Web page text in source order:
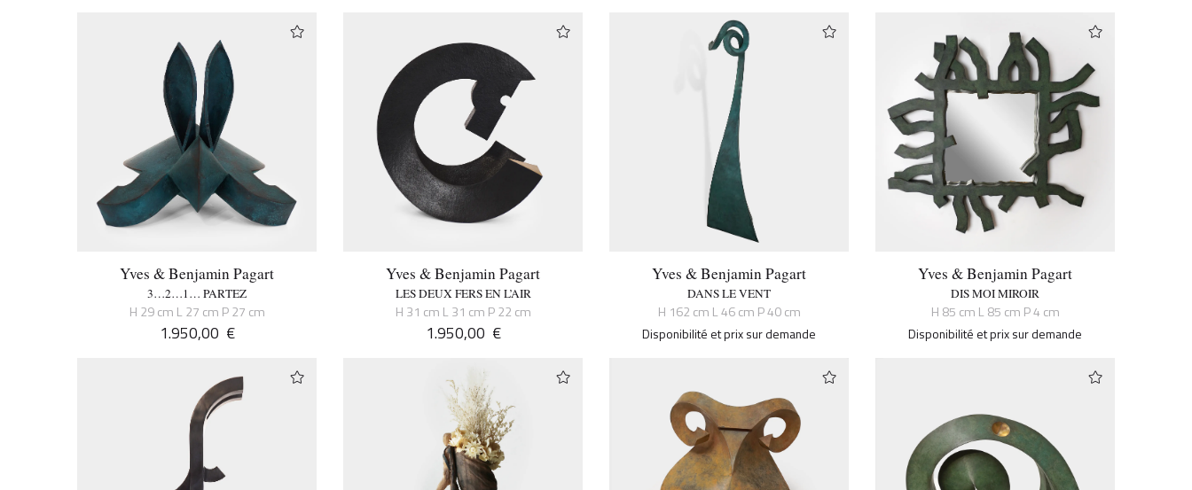
Yves & Benjamin Pagart
3…2…1… PARTEZ
H 29 cm L 27 cm P 27 cm
1.950,00 €
Yves & Benjamin Pagart
LES DEUX FERS EN L’AIR
H 31 cm L 31 cm P 22 cm
1.950,00 €
Yves & Benjamin Pagart
DANS LE VENT
H 162 cm L 46 cm P 40 cm
Disponibilité et prix sur demande
Yves & Benjamin Pagart
DIS MOI MIROIR
H 85 cm L 85 cm P 4 cm
Disponibilité et prix sur demande